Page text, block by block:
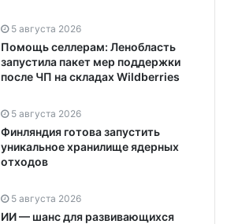
5 августа 2026
Помощь селлерам: Ленобласть
запустила пакет мер поддержки
после ЧП на складах Wildberries
5 августа 2026
Финляндия готова запустить
уникальное хранилище ядерных
отходов
5 августа 2026
ИИ — шанс для развивающихся